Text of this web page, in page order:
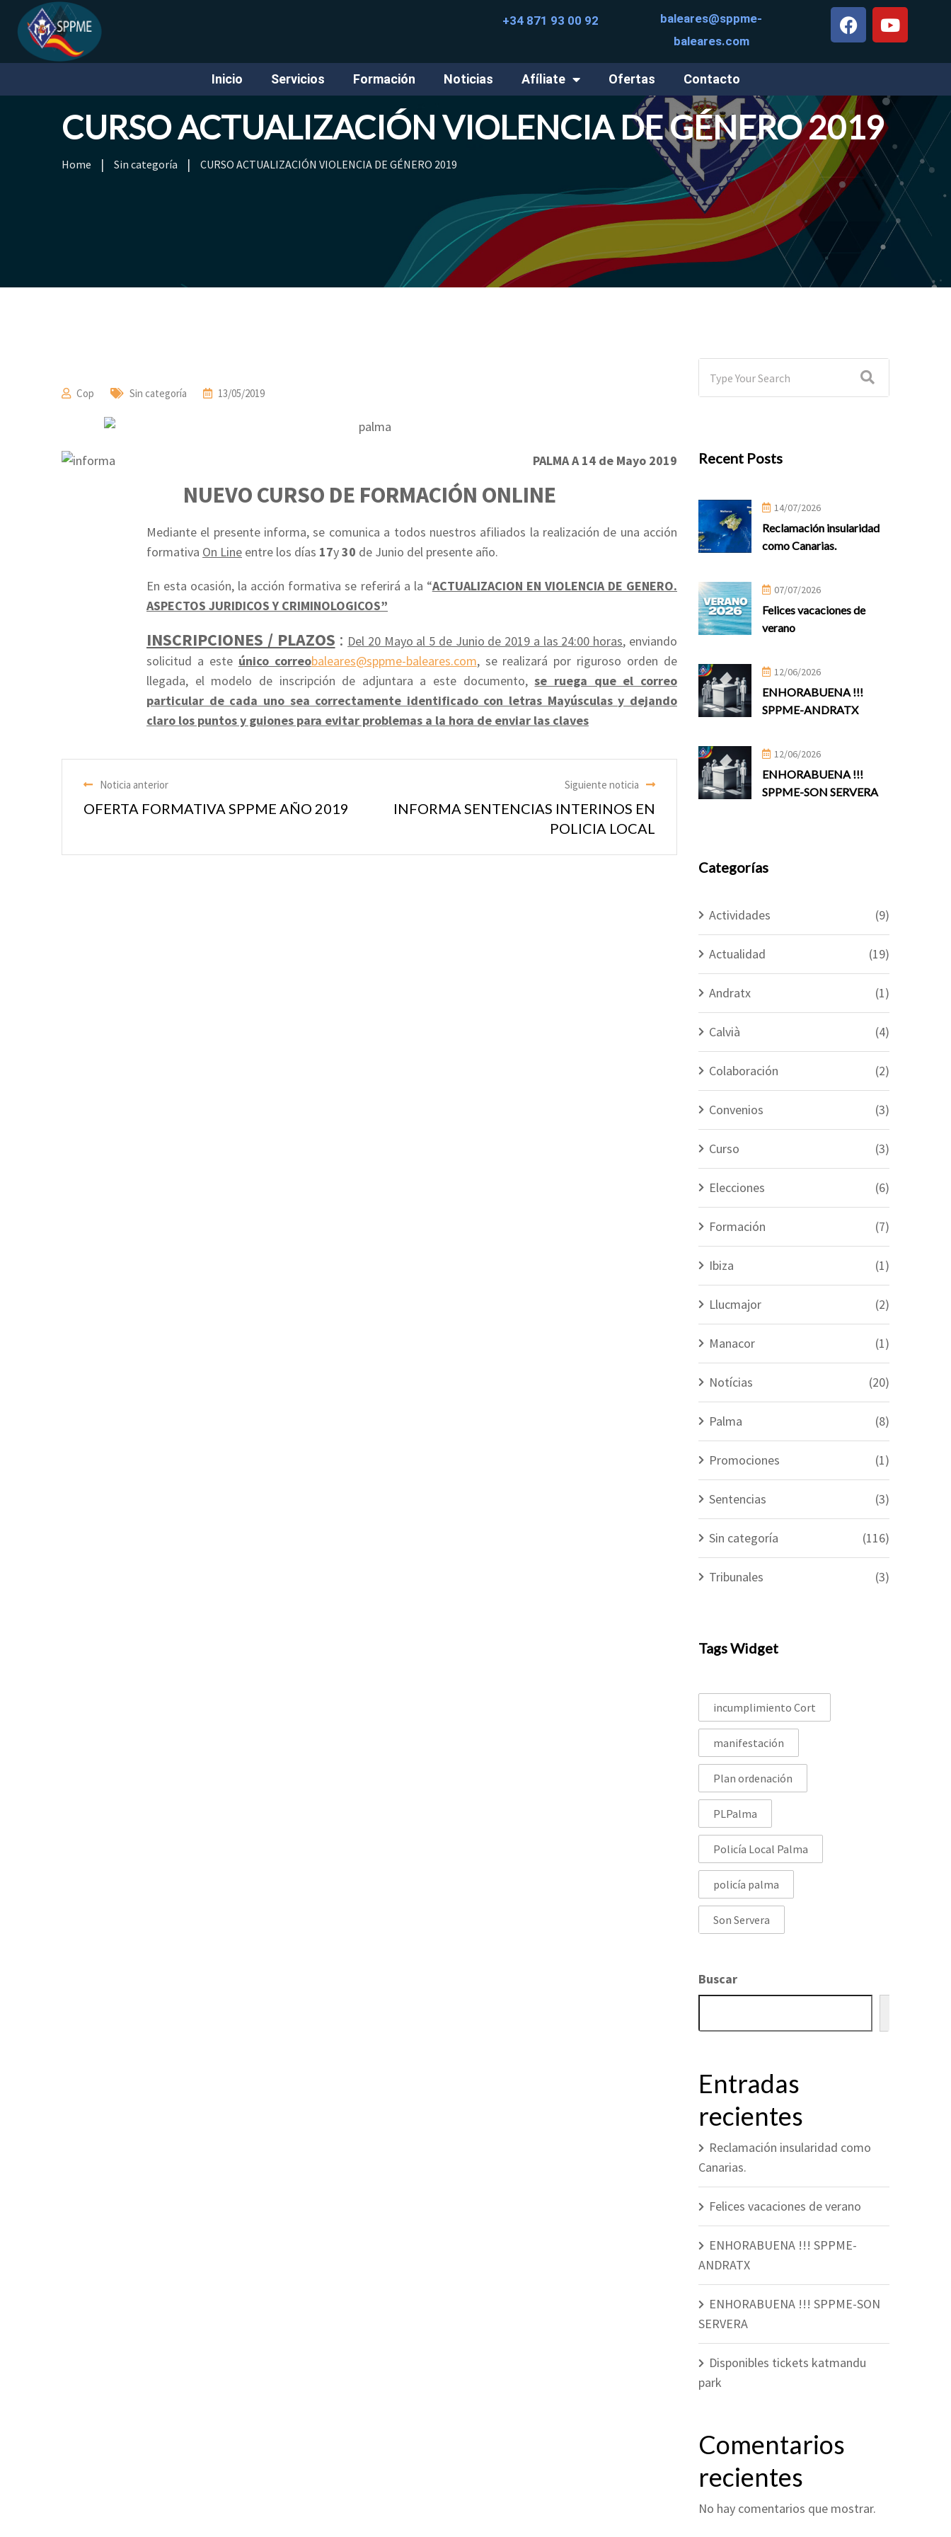
+34 871 93 00 92
baleares@sppme-
baleares.com
Inicio Servicios Formación Noticias Afíliate Ofertas Contacto
CURSO ACTUALIZACIÓN VIOLENCIA DE GÉNERO 2019
Home Sin categoría CURSO ACTUALIZACIÓN VIOLENCIA DE GÉNERO 2019
Cop Sin categoría 13/05/2019
PALMA A 14 de Mayo 2019
NUEVO CURSO DE FORMACIÓN ONLINE
Mediante el presente informa, se comunica a todos nuestros afiliados la realización de una acción
formativa On Line entre los días 17y30 de Junio del presente año.
En esta ocasión, la acción formativa se referirá a la “ACTUALIZACION EN VIOLENCIA DE GENERO.
ASPECTOS JURIDICOS Y CRIMINOLOGICOS”
INSCRIPCIONES / PLAZOS : Del 20 Mayo al 5 de Junio de 2019 a las 24:00 horas, enviando
solicitud a este único correobaleares@sppme-baleares.com, se realizará por riguroso orden de
llegada, el modelo de inscripción de adjuntara a este documento,se ruega que el correo
particular de cada uno sea correctamente identificado con letras Mayúsculas y dejando
claro los puntos y guiones para evitar problemas a la hora de enviar las claves
Noticia anterior
OFERTA FORMATIVA SPPME AÑO 2019
Siguiente noticia
INFORMA SENTENCIAS INTERINOS EN
POLICIA LOCAL
Recent Posts
14/07/2026
Reclamación insularidad
como Canarias.
07/07/2026
Felices vacaciones de
verano
12/06/2026
ENHORABUENA !!!
SPPME-ANDRATX
12/06/2026
ENHORABUENA !!!
SPPME-SON SERVERA
Categorías
Actividades (9)
Actualidad (19)
Andratx (1)
Calvià (4)
Colaboración (2)
Convenios (3)
Curso (3)
Elecciones (6)
Formación (7)
Ibiza (1)
Llucmajor (2)
Manacor (1)
Notícias (20)
Palma (8)
Promociones (1)
Sentencias (3)
Sin categoría (116)
Tribunales (3)
Tags Widget
incumplimiento Cort
manifestación
Plan ordenación
PLPalma
Policía Local Palma
policía palma
Son Servera
Buscar
Entradas
recientes
Reclamación insularidad como
Canarias.
Felices vacaciones de verano
ENHORABUENA !!! SPPME-
ANDRATX
ENHORABUENA !!! SPPME-SON
SERVERA
Disponibles tickets katmandu
park
Comentarios
recientes
No hay comentarios que mostrar.